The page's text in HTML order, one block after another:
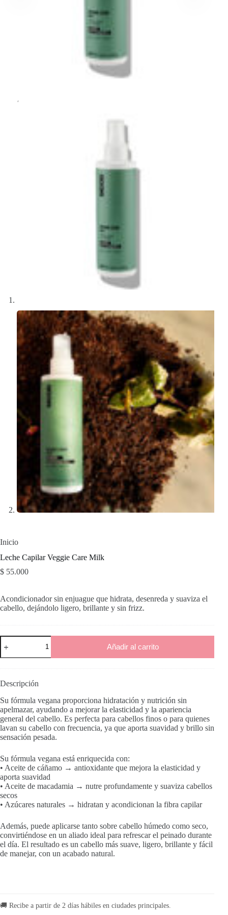
Inicio
Leche Capilar Veggie Care Milk
$ 55.000
Acondicionador sin enjuague que hidrata, desenreda y suaviza el
cabello, dejándolo ligero, brillante y sin frizz.
Leche
Capilar
Veggie
cantidad
Añadir al carrito
Descripción
Su fórmula vegana proporciona hidratación y nutrición sin
apelmazar, ayudando a mejorar la elasticidad y la apariencia
general del cabello. Es perfecta para cabellos finos o para quienes
lavan su cabello con frecuencia, ya que aporta suavidad y brillo sin
sensación pesada.
Su fórmula vegana está enriquecida con:
• Aceite de cáñamo → antioxidante que mejora la elasticidad y
aporta suavidad
• Aceite de macadamia → nutre profundamente y suaviza cabellos
secos
• Azúcares naturales → hidratan y acondicionan la fibra capilar
Además, puede aplicarse tanto sobre cabello húmedo como seco,
convirtiéndose en un aliado ideal para refrescar el peinado durante
el día. El resultado es un cabello más suave, ligero, brillante y fácil
de manejar, con un acabado natural.
🚚 Recibe a partir de 2 días hábiles en ciudades principales.